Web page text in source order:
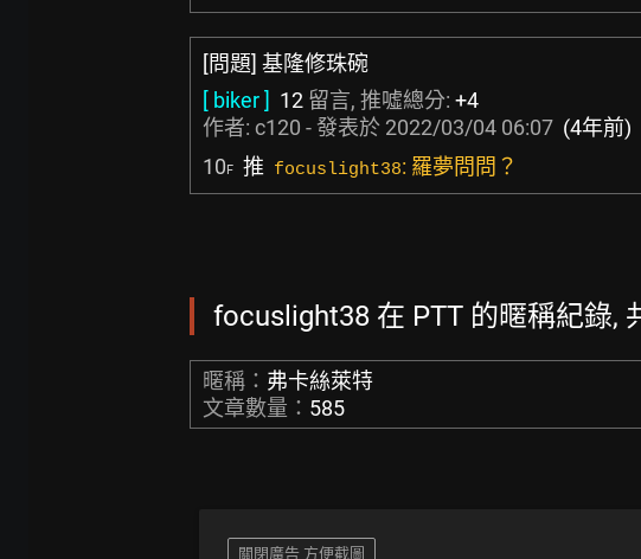
[問題] 基隆修珠碗
[ biker ] 12 留言, 推噓總分: +4
作者: c120 - 發表於 2022/03/04 06:07 (4年前)
10F 推 focuslight38: 羅夢問問？
focuslight38 在 PTT 的暱稱紀錄,
暱稱： 弗卡絲萊特
文章數量： 585
關閉廣告 方便截圖